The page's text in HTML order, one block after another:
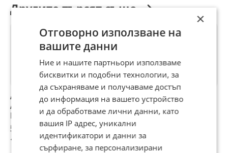
Другите търсят също
ABS помпа модул
Audi A6 C5 Пасат
B5 B5.5 2.5 TDI
150к.с.
0265225124
4B0614517G 0 265
51,13 €
100 лв
ABS помпа VW
Passat B5 / B5.5 /
Audi A6 C5
48 €
93,88 лв
Помпа Abs Audi
A6 C5 - 0 265 410
050- 100лв
×
Отговорно използване на
вашите данни
Ние и нашите партньори използваме
бисквитки и подобни технологии, за
да съхраняваме и получаваме достъп
до информация на вашето устройство
и да обработваме лични данни, като
вашия IP адрес, уникални
идентификатори и данни за
сърфиране, за персонализирани